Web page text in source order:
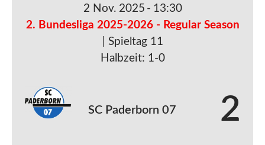
2 Nov. 2025 - 13:30
2. Bundesliga 2025-2026 - Regular Season
| Spieltag 11
Halbzeit: 1-0
SC Paderborn 07 2